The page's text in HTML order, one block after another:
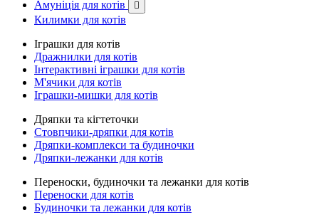
Амуніція для котів 
Килимки для котів
Іграшки для котів
Дражнилки для котів
Інтерактивні іграшки для котів
М'ячики для котів
Іграшки-мишки для котів
Дряпки та кігтеточки
Стовпчики-дряпки для котів
Дряпки-комплекси та будиночки
Дряпки-лежанки для котів
Переноски, будиночки та лежанки для котів
Переноски для котів
Будиночки та лежанки для котів